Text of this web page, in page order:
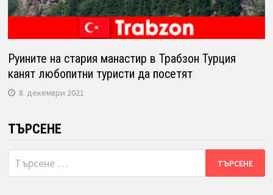
Руините на стария манастир в Трабзон Турция
канят любопитни туристи да посетят
8. декември 2021
ТЪРСЕНЕ
Търсене
за: